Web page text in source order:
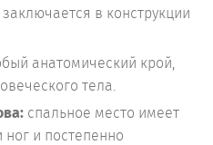
в конструкции
анатомический крой,
тела.
спальное место имеет
ног и постепенно